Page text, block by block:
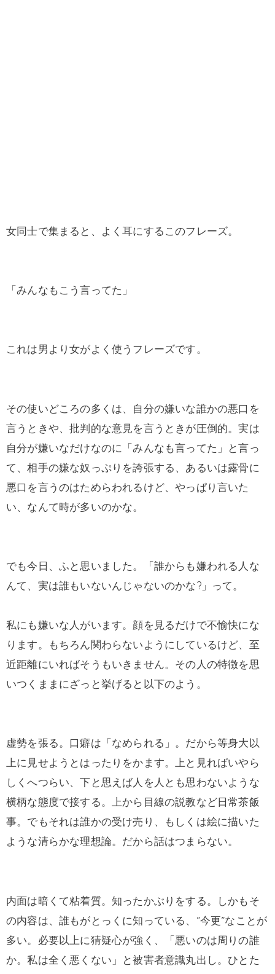
女同士で集まると、よく耳にするこのフレーズ。
「みんなもこう言ってた」
これは男より女がよく使うフレーズです。
その使いどころの多くは、自分の嫌いな誰かの悪口を
言うときや、批判的な意見を言うときが圧倒的。実は
自分が嫌いなだけなのに「みんなも言ってた」と言っ
て、相手の嫌な奴っぷりを誇張する、あるいは露骨に
悪口を言うのはためらわれるけど、やっぱり言いた
い、なんて時が多いのかな。
でも今日、ふと思いました。「誰からも嫌われる人な
んて、実は誰もいないんじゃないのかな?」って。
私にも嫌いな人がいます。顔を見るだけで不愉快にな
ります。もちろん関わらないようにしているけど、至
近距離にいればそうもいきません。その人の特徴を思
いつくままにざっと挙げると以下のよう。
虚勢を張る。口癖は「なめられる」。だから等身大以
上に見せようとはったりをかます。上と見ればいやら
しくへつらい、下と思えば人を人とも思わないような
横柄な態度で接する。上から目線の説教など日常茶飯
事。でもそれは誰かの受け売り、もしくは絵に描いた
ような清らかな理想論。だから話はつまらない。
内面は暗くて粘着質。知ったかぶりをする。しかもそ
の内容は、誰もがとっくに知っている、”今更”なことが
多い。必要以上に猜疑心が強く、「悪いのは周りの誰
か。私は全く悪くない」と被害者意識丸出し。ひとた